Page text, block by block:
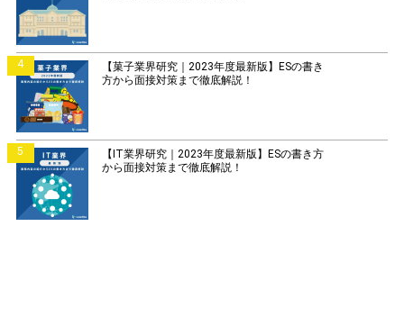
4
【菓子業界研究｜2023年度最新版】ESの書き
方から面接対策まで徹底解説！
5
【IT業界研究｜2023年度最新版】ESの書き方
から面接対策まで徹底解説！